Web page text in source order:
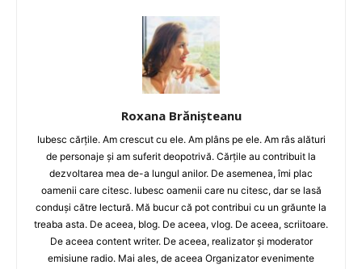
Roxana Brănișteanu
Iubesc cărțile. Am crescut cu ele. Am plâns pe ele. Am râs alături
de personaje și am suferit deopotrivă. Cărțile au contribuit la
dezvoltarea mea de-a lungul anilor. De asemenea, îmi plac
oamenii care citesc. Iubesc oamenii care nu citesc, dar se lasă
conduși către lectură. Mă bucur că pot contribui cu un grăunte la
treaba asta. De aceea, blog. De aceea, vlog. De aceea, scriitoare.
De aceea content writer. De aceea, realizator și moderator
emisiune radio. Mai ales, de aceea Organizator evenimente